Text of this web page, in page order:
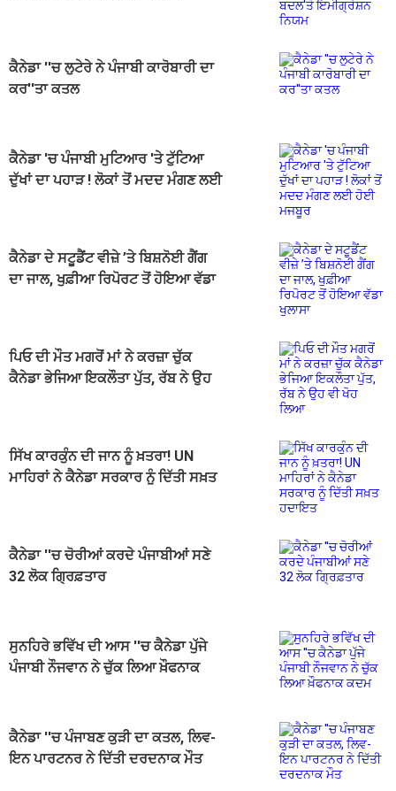
ਕੈਨੇਡਾ ''ਚ ਲੁਟੇਰੇ ਨੇ ਪੰਜਾਬੀ ਕਾਰੋਬਾਰੀ ਦਾ
ਕਰ''ਤਾ ਕਤਲ
ਕੈਨੇਡਾ 'ਚ ਪੰਜਾਬੀ ਮੁਟਿਆਰ 'ਤੇ ਟੁੱਟਿਆ
ਦੁੱਖਾਂ ਦਾ ਪਹਾੜ ! ਲੋਕਾਂ ਤੋਂ ਮਦਦ ਮੰਗਣ ਲਈ
ਕੈਨੇਡਾ ਦੇ ਸਟੂਡੈਂਟ ਵੀਜ਼ੇ ’ਤੇ ਬਿਸ਼ਨੋਈ ਗੈਂਗ
ਦਾ ਜਾਲ, ਖੁਫ਼ੀਆ ਰਿਪੋਰਟ ਤੋਂ ਹੋਇਆ ਵੱਡਾ
ਪਿਓ ਦੀ ਮੌਤ ਮਗਰੋਂ ਮਾਂ ਨੇ ਕਰਜ਼ਾ ਚੁੱਕ
ਕੈਨੇਡਾ ਭੇਜਿਆ ਇਕਲੌਤਾ ਪੁੱਤ, ਰੱਬ ਨੇ ਉਹ
ਸਿੱਖ ਕਾਰਕੁੰਨ ਦੀ ਜਾਨ ਨੂੰ ਖ਼ਤਰਾ! UN
ਮਾਹਿਰਾਂ ਨੇ ਕੈਨੇਡਾ ਸਰਕਾਰ ਨੂੰ ਦਿੱਤੀ ਸਖ਼ਤ
ਕੈਨੇਡਾ ''ਚ ਚੋਰੀਆਂ ਕਰਦੇ ਪੰਜਾਬੀਆਂ ਸਣੇ
32 ਲੋਕ ਗ੍ਰਿਫ਼ਤਾਰ
ਸੁਨਹਿਰੇ ਭਵਿੱਖ ਦੀ ਆਸ ''ਚ ਕੈਨੇਡਾ ਪੁੱਜੇ
ਪੰਜਾਬੀ ਨੌਜਵਾਨ ਨੇ ਚੁੱਕ ਲਿਆ ਖ਼ੌਫਨਾਕ
ਕੈਨੇਡਾ ''ਚ ਪੰਜਾਬਣ ਕੁੜੀ ਦਾ ਕਤਲ, ਲਿਵ-
ਇਨ ਪਾਰਟਨਰ ਨੇ ਦਿੱਤੀ ਦਰਦਨਾਕ ਮੌਤ